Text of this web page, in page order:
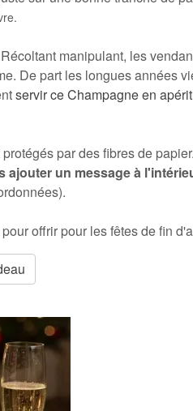
manipulant, les
De part les longues années
servir ce Champagne en
par des fibres de
ajouter un message à
pour offrir pour les fêtes de fin